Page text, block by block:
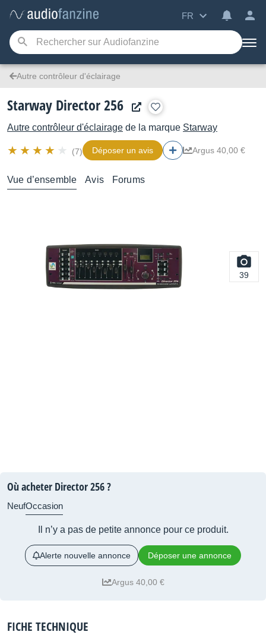
FR
Autre contrôleur d'éclairage
Starway Director 256
Autre contrôleur d'éclairage de la marque Starway
(7) Déposer un avis Argus 40,00 €
Vue d’ensemble Avis Forums
39
Où acheter Director 256 ?
NeufOccasion
Il n’y a pas de petite annonce pour ce produit.
Alerte nouvelle annonce Déposer une annonce
Argus 40,00 €
FICHE TECHNIQUE